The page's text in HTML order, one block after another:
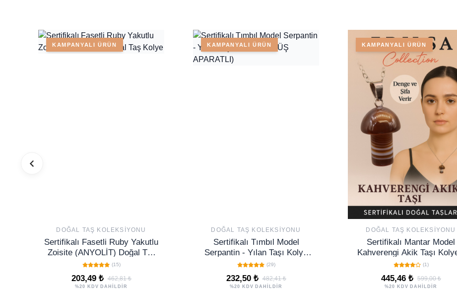
KAMPANYALI ÜRÜN
DOĞAL TAŞ KOLEKSIYONU
Sertifikalı Fasetli Ruby Yakutlu
Zoisite (ANYOLİT) Doğal Taş
Kolye (15)
203,49 ₺ 462,81 ₺
%20 KDV DAHİLDİR
KAMPANYALI ÜRÜN
DOĞAL TAŞ KOLEKSIYONU
Sertifikalı Tımbıl Model
Serpantin - Yılan Taşı Kolye
(GÜMÜŞ APARATLI)
(29)
232,50 ₺ 482,41 ₺
%20 KDV DAHİLDİR
KAMPANYALI ÜRÜN
DOĞAL TAŞ KOLEKSIYONU
Sertifikalı Mantar Model
Kahverengi Akik Taşı
Denge ve Şifa Veren Doğal
Taş
(1)
445,46 ₺ 599,00 ₺
%20 KDV DAHİLDİR